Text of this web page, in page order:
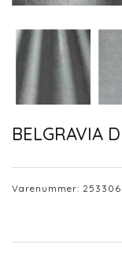
BELGRAVIA
Varenummer: 253306